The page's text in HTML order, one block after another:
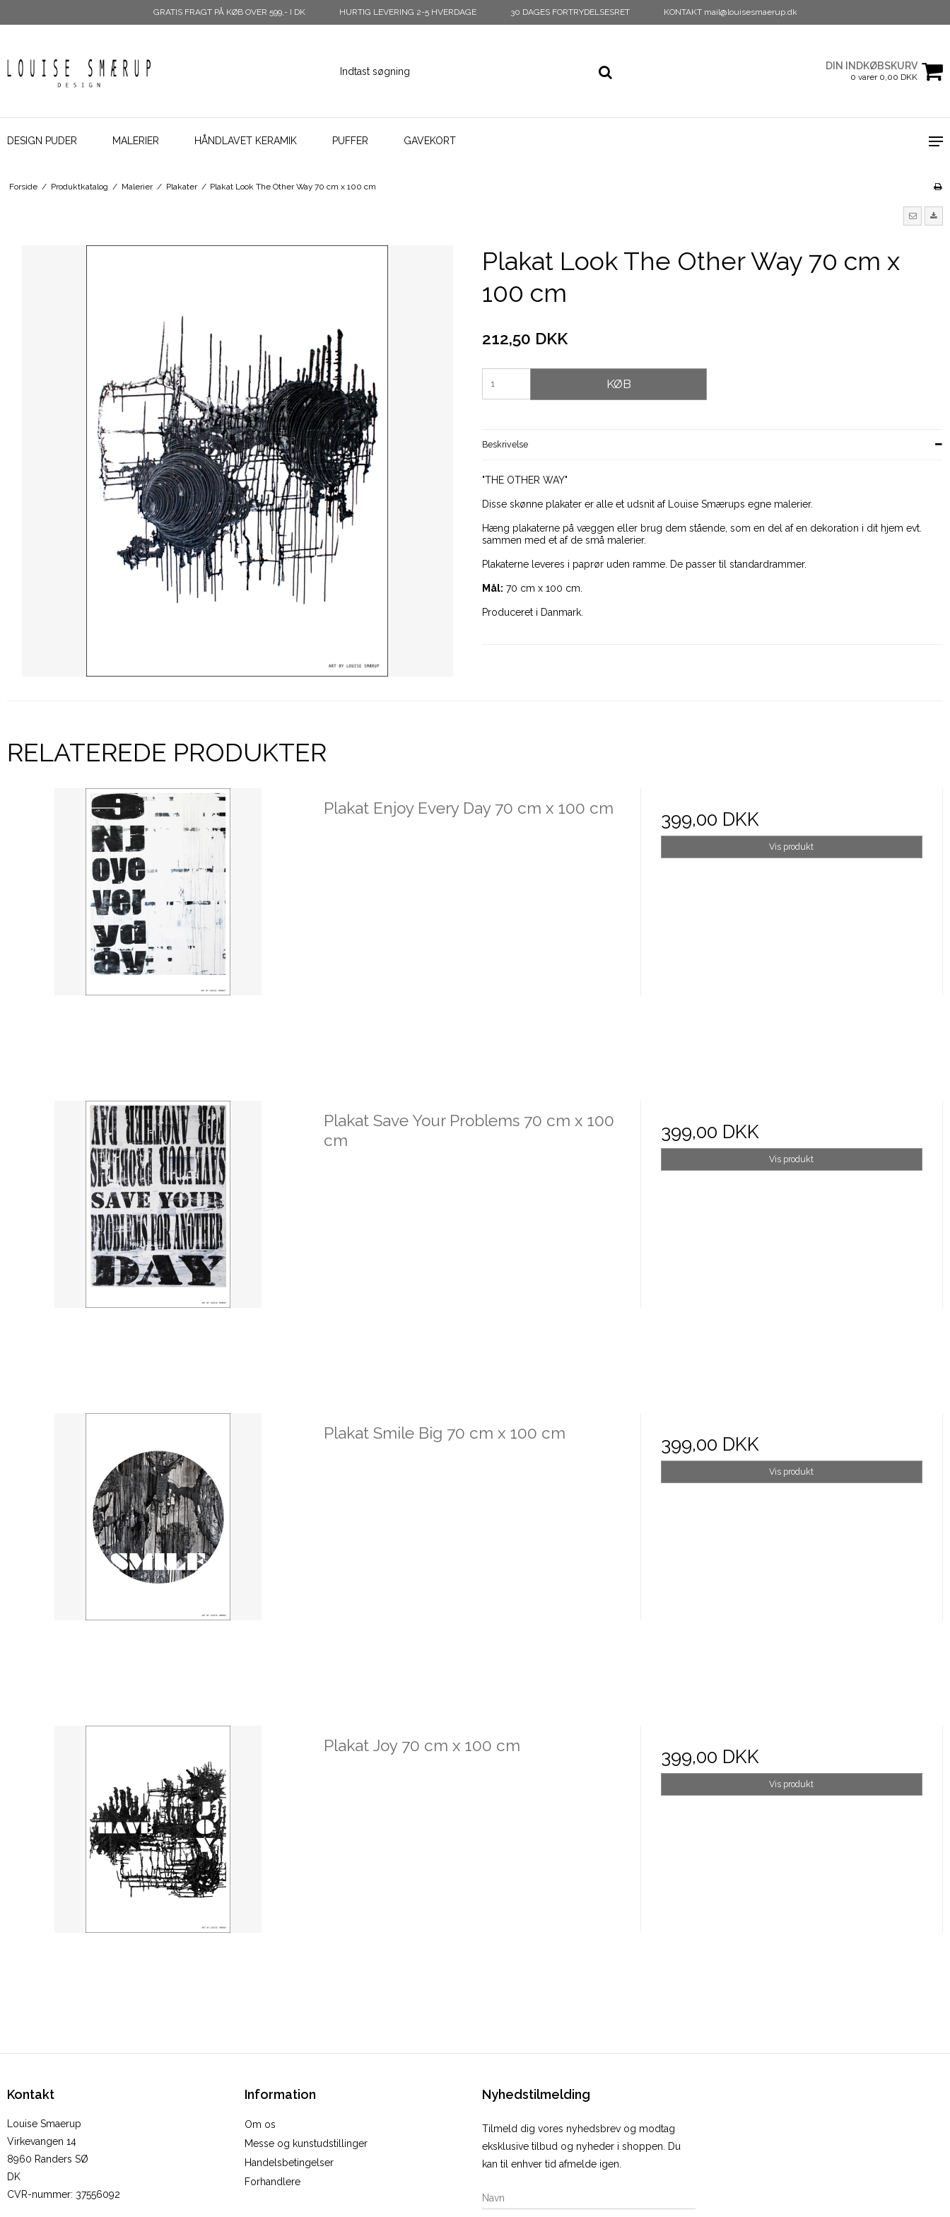
GRATIS FRAGT PÅ KØB OVER 599,- I DK HURTIG LEVERING 2-5 HVERDAGE 30 DAGES FORTRYDELSESRET KONTAKT mail@louisesmaerup.dk
DIN INDKØBSKURV
0 varer 0,00 DKK
DESIGN PUDER MALERIER HÅNDLAVET KERAMIK PUFFER GAVEKORT
Forside / Produktkatalog / Malerier / Plakater / Plakat Look The Other Way 70 cm x 100 cm
Plakat Look The Other Way 70 cm x
100 cm
212,50 DKK
KØB
Beskrivelse
"THE OTHER WAY"
Disse skønne plakater er alle et udsnit af Louise Smærups egne malerier.
Hæng plakaterne på væggen eller brug dem stående, som en del af en dekoration i dit hjem evt.
sammen med et af de små malerier.
Plakaterne leveres i paprør uden ramme. De passer til standardrammer.
Mål: 70 cm x 100 cm.
Produceret i Danmark.
RELATEREDE PRODUKTER
Plakat Enjoy Every Day 70 cm x 100 cm 399,00 DKK
Vis produkt
Plakat Save Your Problems 70 cm x 100
cm
399,00 DKK
Vis produkt
Plakat Smile Big 70 cm x 100 cm 399,00 DKK
Vis produkt
Plakat Joy 70 cm x 100 cm 399,00 DKK
Vis produkt
Kontakt
Louise Smaerup
Virkevangen 14
8960 Randers SØ
DK
CVR-nummer: 37556092
Information
Om os
Messe og kunstudstillinger
Handelsbetingelser
Forhandlere
Nyhedstilmelding
Tilmeld dig vores nyhedsbrev og modtag
eksklusive tilbud og nyheder i shoppen. Du
kan til enhver tid afmelde igen.